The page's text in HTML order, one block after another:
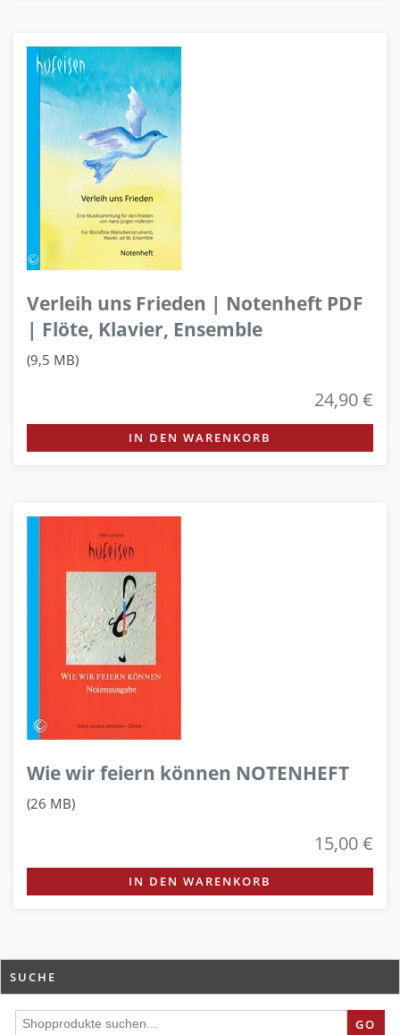
Verleih uns Frieden | Notenheft PDF
| Flöte, Klavier, Ensemble
(9,5 MB)
24,90 €
IN DEN WARENKORB
Wie wir feiern können NOTENHEFT
(26 MB)
15,00 €
IN DEN WARENKORB
SUCHE
GO